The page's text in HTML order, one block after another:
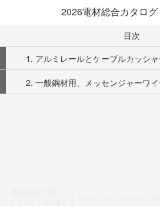
目次
1. アルミレールとケーブルカッシ
2. 一般鋼材用、メッセンジャーワ